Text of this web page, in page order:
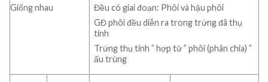
Giống nhau
Đều có giai đoạn: Phôi và hậu phôi
GĐ phôi đều diễn ra trong trứng đã thụ
tinh
Trứng thụ tinh ” hợp tử ” phôi (phân chia) ”
ấu trùng